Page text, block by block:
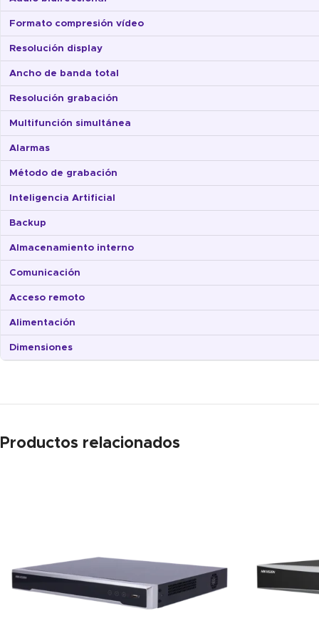
Formato compresión vídeo
Resolución display
Ancho de banda total
Resolución grabación
Multifunción simultánea
Alarmas
Método de grabación
Inteligencia Artificial
Backup
Almacenamiento interno
Comunicación
Acceso remoto
Alimentación
Dimensiones
Productos relacionados